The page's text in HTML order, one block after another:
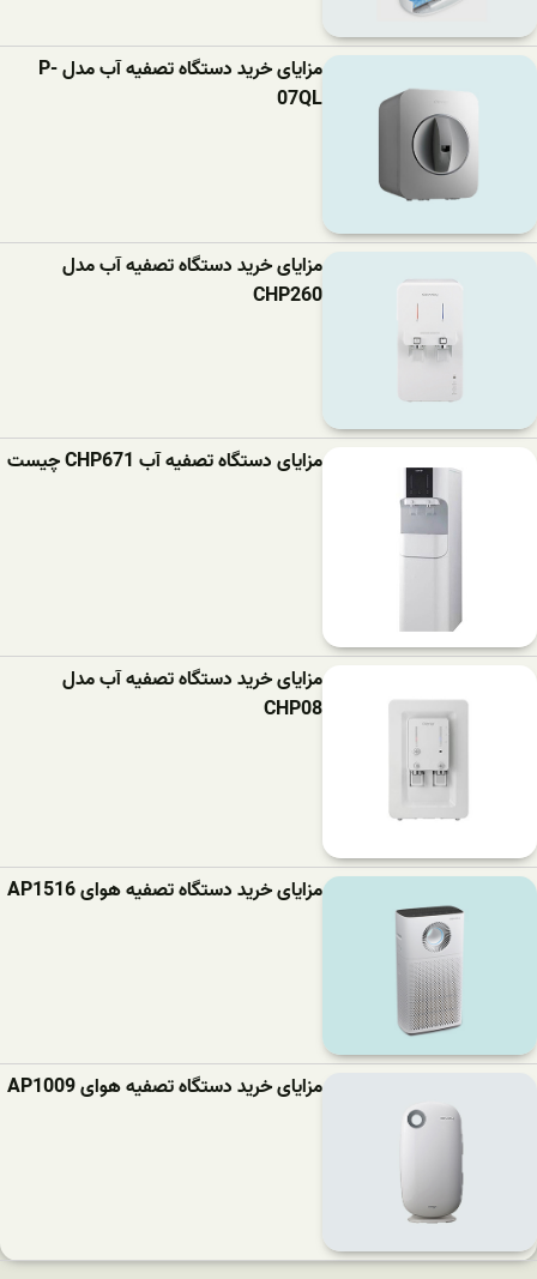
مزایای خرید دستگاه تصفیه آب مدل P-
07QL
مزایای خرید دستگاه تصفیه آب مدل
CHP260
مزایای دستگاه تصفیه آب CHP671 چیست
مزایای خرید دستگاه تصفیه آب مدل
CHP08
مزایای خرید دستگاه تصفیه هوای AP1516
مزایای خرید دستگاه تصفیه هوای AP1009